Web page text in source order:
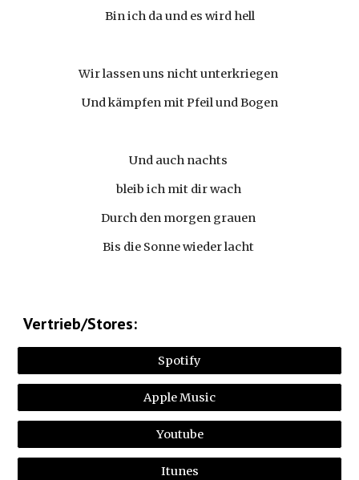
Bin ich da und es wird hell
Wir lassen uns nicht unterkriegen
Und kämpfen mit Pfeil und Bogen
Und auch nachts
bleib ich mit dir wach
Durch den morgen grauen
Bis die Sonne wieder lacht
Vertrieb/Stores:
Spotify
Apple Music
Youtube
Itunes